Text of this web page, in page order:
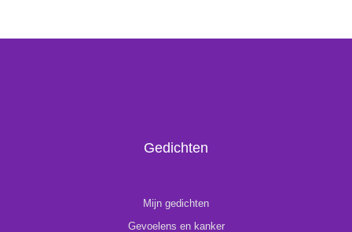
Gedichten
Mijn gedichten
Gevoelens en kanker